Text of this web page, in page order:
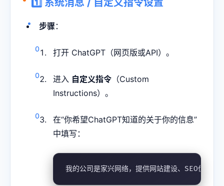
1️⃣ 系统消息 / 自定义指令设置
步骤 ：
打开 ChatGPT（网页版或API）。
进入 自定义指令 （Custom
Instructions）。
在“你希望ChatGPT知道的关于你的信息”
中填写：
我的公司是家兴网络，提供网站建设、SEO优化